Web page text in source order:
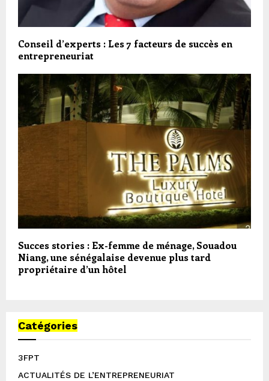
Conseil d’experts : Les 7 facteurs de succès en
entrepreneuriat
Succes stories : Ex-femme de ménage, Souadou
Niang, une sénégalaise devenue plus tard
propriétaire d’un hôtel
Catégories
3FPT
ACTUALITÉS DE L’ENTREPRENEURIAT